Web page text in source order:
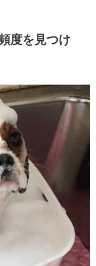
度を見つけ